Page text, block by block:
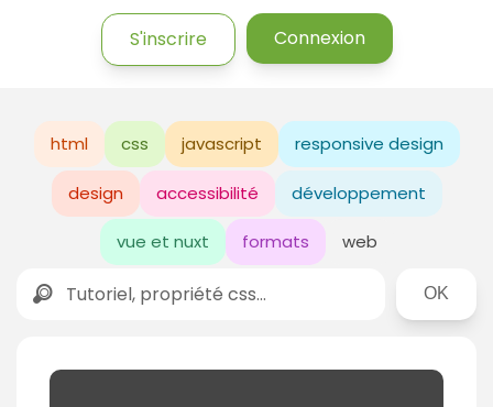
S'inscrire Connexion
html css javascript responsive design
design accessibilité développement
vue et nuxt formats web
Rechercher